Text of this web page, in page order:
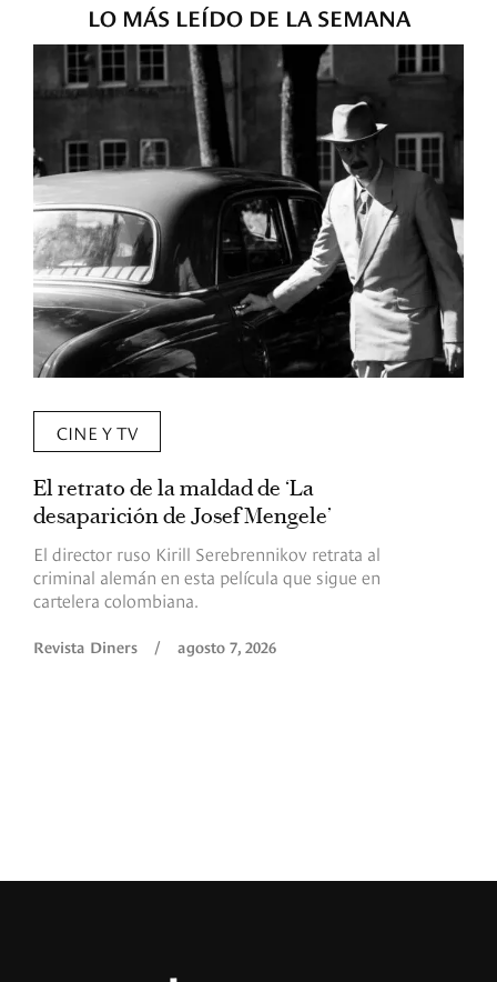
LO MÁS LEÍDO DE LA SEMANA
CINE Y TV
El retrato de la maldad de ‘La
desaparición de Josef Mengele’
El director ruso Kirill Serebrennikov retrata al
criminal alemán en esta película que sigue en
cartelera colombiana.
Revista Diners / agosto 7, 2026